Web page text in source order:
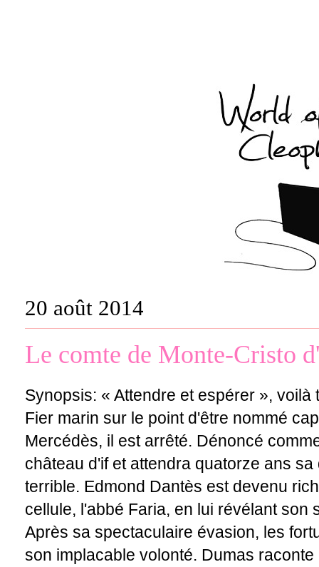
20 août 2014
Le comte de Monte-Cristo
Synopsis: « Attendre et espérer »,
Fier marin sur le point d'être nommé
Mercédès, il est arrêté. Dénoncé
château d'if et attendra quatorze ans
terrible. Edmond Dantès est devenu
cellule, l'abbé Faria, en lui révélant son
Après sa spectaculaire évasion, les
son implacable volonté. Dumas